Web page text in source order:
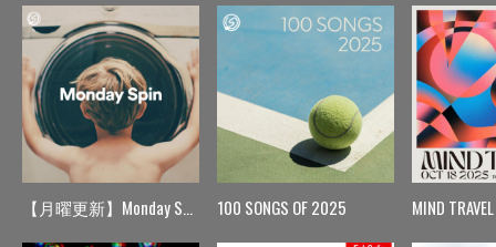
【月曜更新】Monday Spin 100 SONGS OF 2025 MIND TRAVEL